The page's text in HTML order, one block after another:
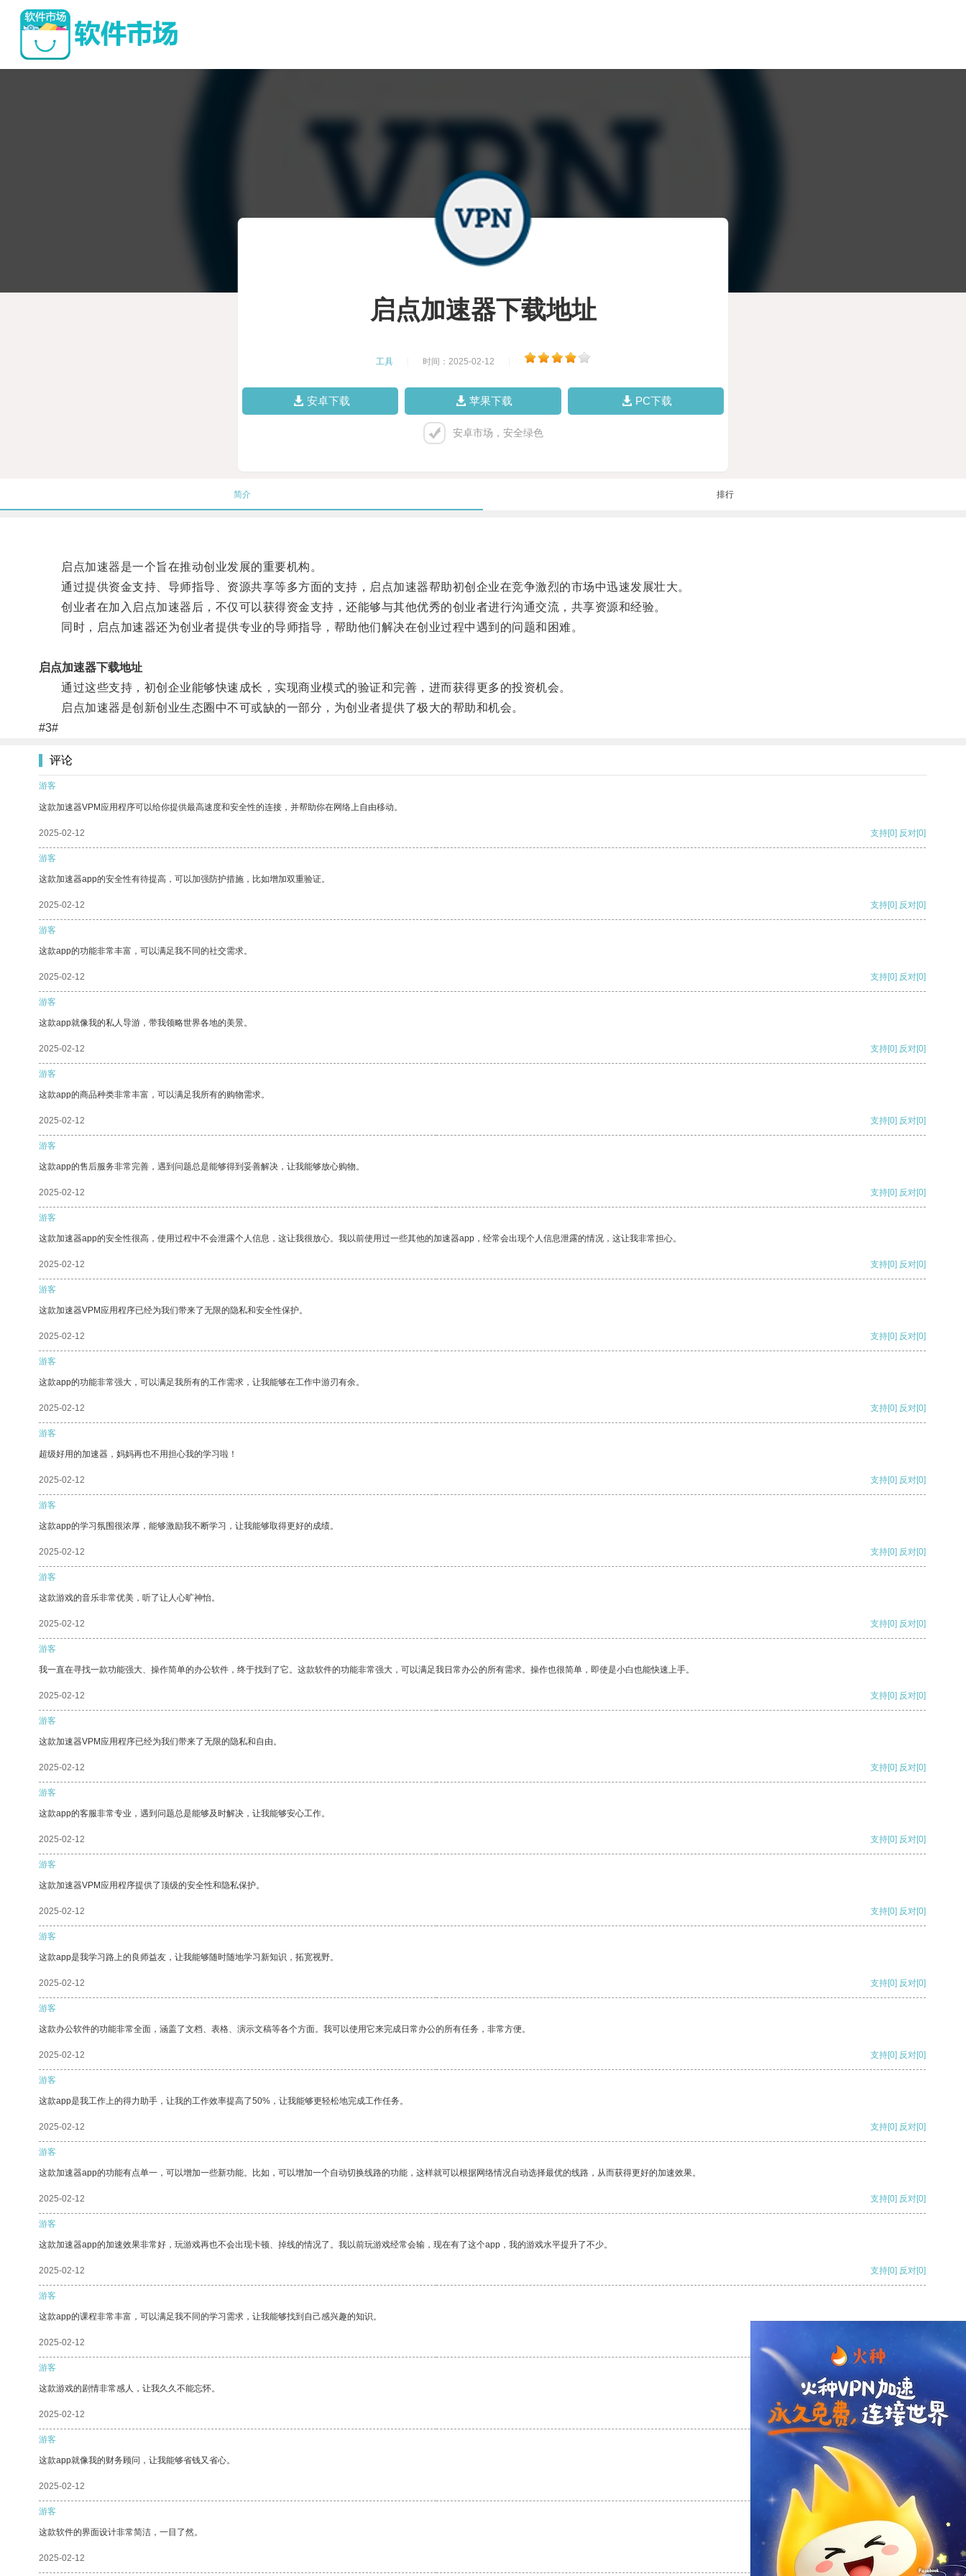
启点加速器下载地址
工具 时间：2025-02-12
安卓下载 苹果下载 PC下载
安卓市场，安全绿色
简介 排行
启点加速器是一个旨在推动创业发展的重要机构。
通过提供资金支持、导师指导、资源共享等多方面的支持，启点加速器帮助初创企业在竞争激烈的市场中迅速发展壮大。
创业者在加入启点加速器后，不仅可以获得资金支持，还能够与其他优秀的创业者进行沟通交流，共享资源和经验。
同时，启点加速器还为创业者提供专业的导师指导，帮助他们解决在创业过程中遇到的问题和困难。
启点加速器下载地址
通过这些支持，初创企业能够快速成长，实现商业模式的验证和完善，进而获得更多的投资机会。
启点加速器是创新创业生态圈中不可或缺的一部分，为创业者提供了极大的帮助和机会。
#3#
评论
游客
这款加速器VPM应用程序可以给你提供最高速度和安全性的连接，并帮助你在网络上自由移动。
2025-02-12 支持[0] 反对[0]
游客
这款加速器app的安全性有待提高，可以加强防护措施，比如增加双重验证。
2025-02-12 支持[0] 反对[0]
游客
这款app的功能非常丰富，可以满足我不同的社交需求。
2025-02-12 支持[0] 反对[0]
游客
这款app就像我的私人导游，带我领略世界各地的美景。
2025-02-12 支持[0] 反对[0]
游客
这款app的商品种类非常丰富，可以满足我所有的购物需求。
2025-02-12 支持[0] 反对[0]
游客
这款app的售后服务非常完善，遇到问题总是能够得到妥善解决，让我能够放心购物。
2025-02-12 支持[0] 反对[0]
游客
这款加速器app的安全性很高，使用过程中不会泄露个人信息，这让我很放心。我以前使用过一些其他的加速器app，经常会出现个人信息泄露的情况，这让我非常担心。
2025-02-12 支持[0] 反对[0]
游客
这款加速器VPM应用程序已经为我们带来了无限的隐私和安全性保护。
2025-02-12 支持[0] 反对[0]
游客
这款app的功能非常强大，可以满足我所有的工作需求，让我能够在工作中游刃有余。
2025-02-12 支持[0] 反对[0]
游客
超级好用的加速器，妈妈再也不用担心我的学习啦！
2025-02-12 支持[0] 反对[0]
游客
这款app的学习氛围很浓厚，能够激励我不断学习，让我能够取得更好的成绩。
2025-02-12 支持[0] 反对[0]
游客
这款游戏的音乐非常优美，听了让人心旷神怡。
2025-02-12 支持[0] 反对[0]
游客
我一直在寻找一款功能强大、操作简单的办公软件，终于找到了它。这款软件的功能非常强大，可以满足我日常办公的所有需求。操作也很简单，即使是小白也能快速上手。
2025-02-12 支持[0] 反对[0]
游客
这款加速器VPM应用程序已经为我们带来了无限的隐私和自由。
2025-02-12 支持[0] 反对[0]
游客
这款app的客服非常专业，遇到问题总是能够及时解决，让我能够安心工作。
2025-02-12 支持[0] 反对[0]
游客
这款加速器VPM应用程序提供了顶级的安全性和隐私保护。
2025-02-12 支持[0] 反对[0]
游客
这款app是我学习路上的良师益友，让我能够随时随地学习新知识，拓宽视野。
2025-02-12 支持[0] 反对[0]
游客
这款办公软件的功能非常全面，涵盖了文档、表格、演示文稿等各个方面。我可以使用它来完成日常办公的所有任务，非常方便。
2025-02-12 支持[0] 反对[0]
游客
这款app是我工作上的得力助手，让我的工作效率提高了50%，让我能够更轻松地完成工作任务。
2025-02-12 支持[0] 反对[0]
游客
这款加速器app的功能有点单一，可以增加一些新功能。比如，可以增加一个自动切换线路的功能，这样就可以根据网络情况自动选择最优的线路，从而获得更好的加速效果。
2025-02-12 支持[0] 反对[0]
游客
这款加速器app的加速效果非常好，玩游戏再也不会出现卡顿、掉线的情况了。我以前玩游戏经常会输，现在有了这个app，我的游戏水平提升了不少。
2025-02-12 支持[0] 反对[0]
游客
这款app的课程非常丰富，可以满足我不同的学习需求，让我能够找到自己感兴趣的知识。
2025-02-12
游客
这款游戏的剧情非常感人，让我久久不能忘怀。
2025-02-12 支持 [0] 反对[0]
游客
这款app就像我的财务顾问，让我能够省钱又省心。
2025-02-12 支持[0] 反对
游客
这款软件的界面设计非常简洁，一目了然。
2025-02-12 支持[0] 反对[0]